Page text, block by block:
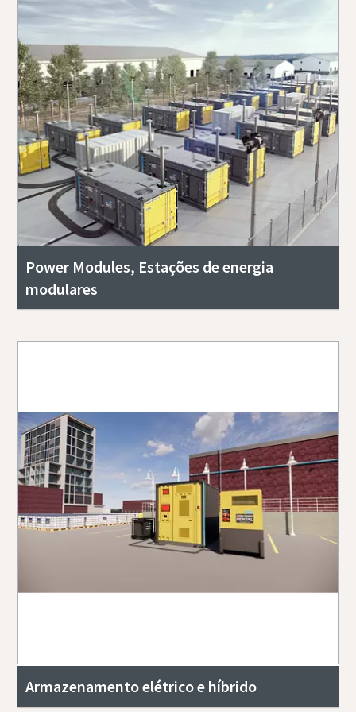
Power Modules, Estações de energia
modulares
Armazenamento elétrico e híbrido